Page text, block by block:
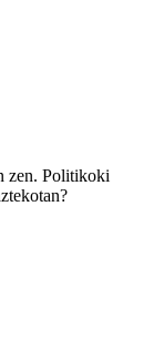
zen. Politikoki